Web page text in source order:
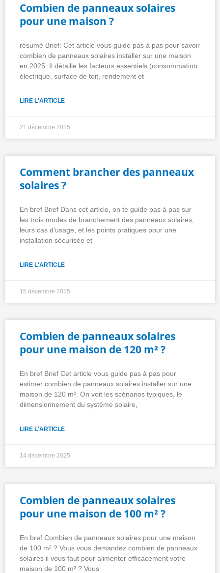
Combien de panneaux solaires
pour une maison ?
résumé Brief: Cet article vous guide pas à pas pour savoir
combien de panneaux solaires installer sur une maison
en 2025. Il détaille les facteurs essentiels (consommation
électrique, surface de toit, rendement et
LIRE L'ARTICLE
21 décembre 2025
Comment brancher des panneaux
solaires ?
En bref Brief Dans cet article, on te guide pas à pas sur
les trois modes de branchement des panneaux solaires,
leurs cas d’usage, et les points pratiques pour une
installation sécurisée et
LIRE L'ARTICLE
15 décembre 2025
Combien de panneaux solaires
pour une maison de 120 m² ?
En bref Brief Cet article vous guide pas à pas pour
estimer combien de panneaux solaires installer sur une
maison de 120 m². On voit les scénarios typiques, le
dimensionnement du système solaire,
LIRE L'ARTICLE
14 décembre 2025
Combien de panneaux solaires
pour une maison de 100 m² ?
En bref Combien de panneaux solaires pour une maison
de 100 m² ? Vous vous demandez combien de panneaux
solaires il vous faut pour alimenter efficacement votre
maison de 100 m² ? Vous